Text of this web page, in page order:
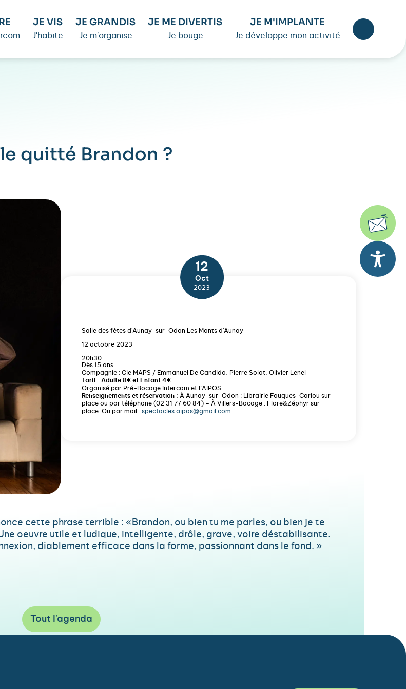
JE VIS
J'habite
JE GRANDIS
Je m'organise
JE ME DIVERTIS
Je bouge
JE M'IMPLANTE
Je développe mon activité
quitté Brandon ?
12
Oct
2023
Salle des fêtes d'Aunay-sur-Odon Les Monts d'Aunay
12 octobre 2023
20h30
Dès 15 ans.
Compagnie : Cie MAPS / Emmanuel De Candido, Pierre Solot, Olivier Lenel
Tarif : Adulte 8€ et Enfant 4€
Organisé par Pré-Bocage Intercom et l’AIPOS
Renseignements et réservation : À Aunay-sur-Odon : Librairie Fouques-Cariou sur
place ou par téléphone (02 31 77 60 84) – À Villers-Bocage : Flore&Zéphyr sur
place. Ou par mail : spectacles.aipos@gmail.com
cette phrase terrible : «Brandon, ou bien tu me parles, ou bien je te
oeuvre utile et ludique, intelligente, drôle, grave, voire déstabilisante.
diablement efficace dans la forme, passionnant dans le fond. »
Tout l'agenda